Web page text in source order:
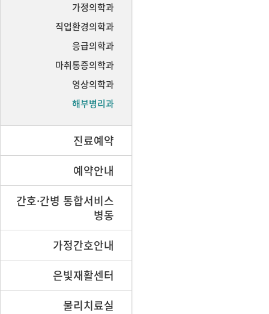
가정의학과
직업환경의학과
응급의학과
마취통증의학과
영상의학과
해부병리과
진료예약
예약안내
간호·간병 통합서비스
병동
가정간호안내
은빛재활센터
물리치료실